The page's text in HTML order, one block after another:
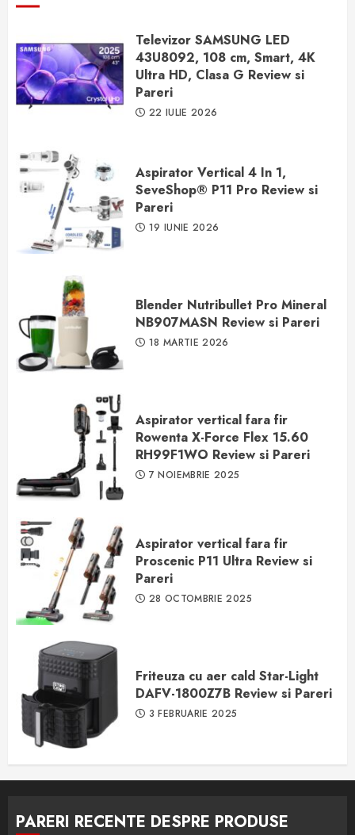
Televizor SAMSUNG LED
43U8092, 108 cm, Smart, 4K
Ultra HD, Clasa G Review si
Pareri
22 IULIE 2026
Aspirator Vertical 4 In 1,
SeveShop® P11 Pro Review si
Pareri
19 IUNIE 2026
Blender Nutribullet Pro Mineral
NB907MASN Review si Pareri
18 MARTIE 2026
Aspirator vertical fara fir
Rowenta X-Force Flex 15.60
RH99F1WO Review si Pareri
7 NOIEMBRIE 2025
Aspirator vertical fara fir
Proscenic P11 Ultra Review si
Pareri
28 OCTOMBRIE 2025
Friteuza cu aer cald Star-Light
DAFV-1800Z7B Review si Pareri
3 FEBRUARIE 2025
PARERI RECENTE DESPRE PRODUSE